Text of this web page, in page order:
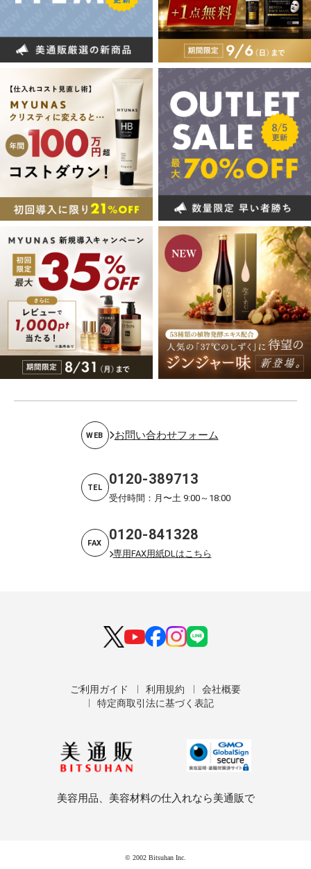
WEB お問い合わせフォーム
TEL 0120-389713
受付時間：月〜土 9:00～18:00
FAX 0120-841328
専用FAX用紙DLはこちら
ご利用ガイド 利用規約
会社概要
特定商取引法に基づく表記
美容用品、美容材料の仕入れなら美通販で
© 2002 Bitsuhan Inc.